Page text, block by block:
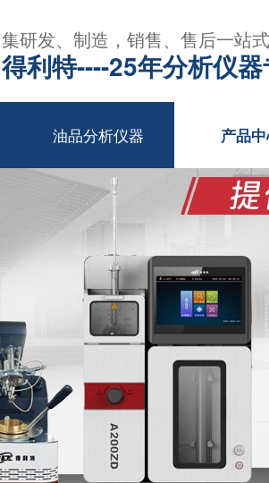
集研发、制造，销售、售后一站
得利特----25年分析仪
油品分析仪器 产品